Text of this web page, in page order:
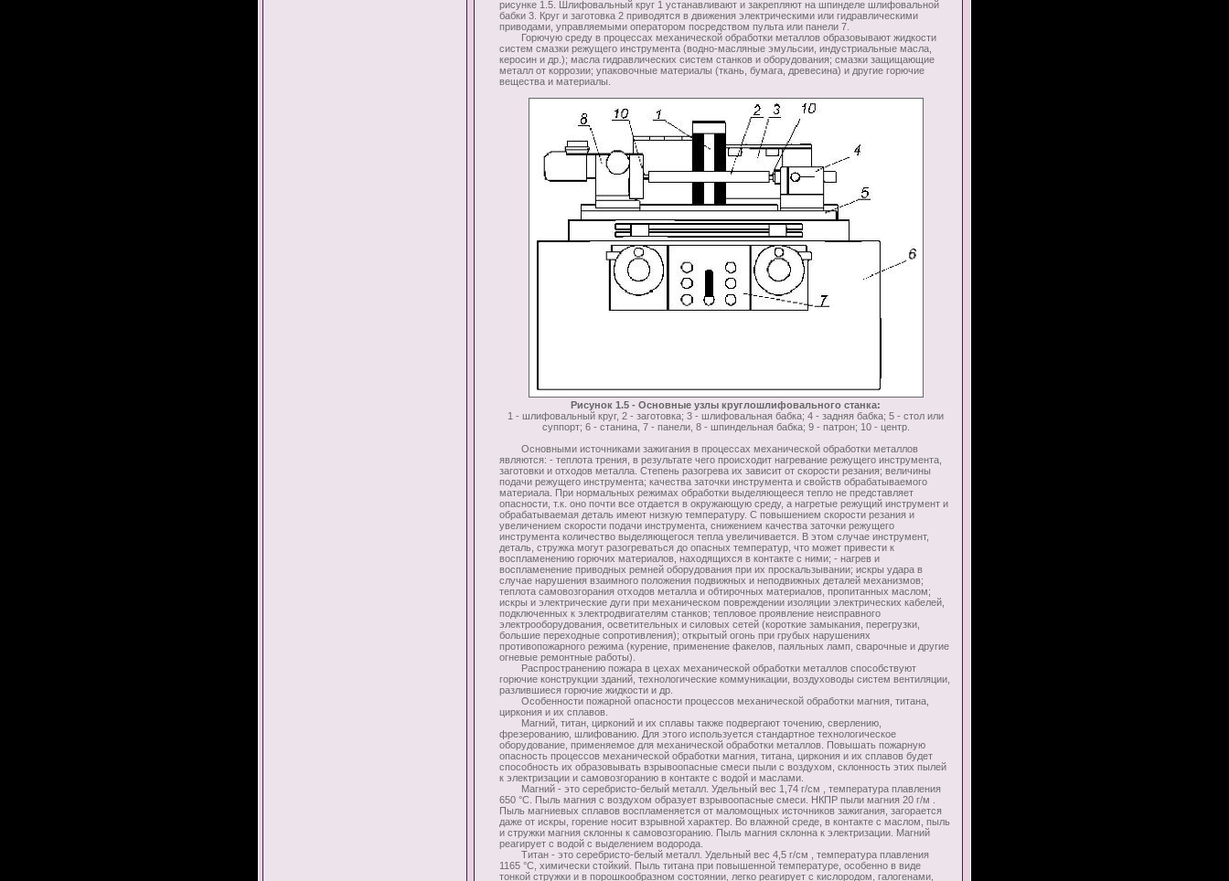
рисунке 1.5. Шлифовальный круг 1 устанавливают и закрепляют на шпинделе шлифовальной
бабки 3. Круг и заготовка 2 приводятся в движения электрическими или гидравлическими
приводами, управляемыми оператором посредством пульта или панели 7.
Горючую среду в процессах механической обработки металлов образовывают жидкости
систем смазки режущего инструмента (водно-масляные эмульсии, индустриальные масла,
керосин и др.); масла гидравлических систем станков и оборудования; смазки защищающие
металл от коррозии; упаковочные материалы (ткань, бумага, древесина) и другие горючие
вещества и материалы.
Рисунок 1.5 - Основные узлы круглошлифовального станка:
1 - шлифовальный круг, 2 - заготовка; 3 - шлифовальная бабка; 4 - задняя бабка; 5 - стол или
суппорт; 6 - станина, 7 - панели, 8 - шпиндельная бабка; 9 - патрон; 10 - центр.
Основными источниками зажигания в процессах механической обработки металлов
являются: - теплота трения, в результате чего происходит нагревание режущего инструмента,
заготовки и отходов металла. Степень разогрева их зависит от скорости резания; величины
подачи режущего инструмента; качества заточки инструмента и свойств обрабатываемого
материала. При нормальных режимах обработки выделяющееся тепло не представляет
опасности, т.к. оно почти все отдается в окружающую среду, а нагретые режущий инструмент и
обрабатываемая деталь имеют низкую температуру. С повышением скорости резания и
увеличением скорости подачи инструмента, снижением качества заточки режущего
инструмента количество выделяющегося тепла увеличивается. В этом случае инструмент,
деталь, стружка могут разогреваться до опасных температур, что может привести к
воспламенению горючих материалов, находящихся в контакте с ними; - нагрев и
воспламенение приводных ремней оборудования при их проскальзывании; искры удара в
случае нарушения взаимного положения подвижных и неподвижных деталей механизмов;
теплота самовозгорания отходов металла и обтирочных материалов, пропитанных маслом;
искры и электрические дуги при механическом повреждении изоляции электрических кабелей,
подключенных к электродвигателям станков; тепловое проявление неисправного
электрооборудования, осветительных и силовых сетей (короткие замыкания, перегрузки,
большие переходные сопротивления); открытый огонь при грубых нарушениях
противопожарного режима (курение, применение факелов, паяльных ламп, сварочные и другие
огневые ремонтные работы).
Распространению пожара в цехах механической обработки металлов способствуют
горючие конструкции зданий, технологические коммуникации, воздуховоды систем вентиляции,
разлившиеся горючие жидкости и др.
Особенности пожарной опасности процессов механической обработки магния, титана,
циркония и их сплавов.
Магний, титан, цирконий и их сплавы также подвергают точению, сверлению,
фрезерованию, шлифованию. Для этого используется стандартное технологическое
оборудование, применяемое для механической обработки металлов. Повышать пожарную
опасность процессов механической обработки магния, титана, циркония и их сплавов будет
способность их образовывать взрывоопасные смеси пыли с воздухом, склонность этих пылей
к электризации и самовозгоранию в контакте с водой и маслами.
Магний - это серебристо-белый металл. Удельный вес 1,74 г/см , температура плавления
650 °С. Пыль магния с воздухом образует взрывоопасные смеси. НКПР пыли магния 20 г/м .
Пыль магниевых сплавов воспламеняется от маломощных источников зажигания, загорается
даже от искры, горение носит взрывной характер. Во влажной среде, в контакте с маслом, пыль
и стружки магния склонны к самовозгоранию. Пыль магния склонна к электризации. Магний
реагирует с водой с выделением водорода.
Титан - это серебристо-белый металл. Удельный вес 4,5 г/см , температура плавления
1165 °С, химически стойкий. Пыль титана при повышенной температуре, особенно в виде
тонкой стружки и в порошкообразном состоянии, легко реагирует с кислородом, галогенами,